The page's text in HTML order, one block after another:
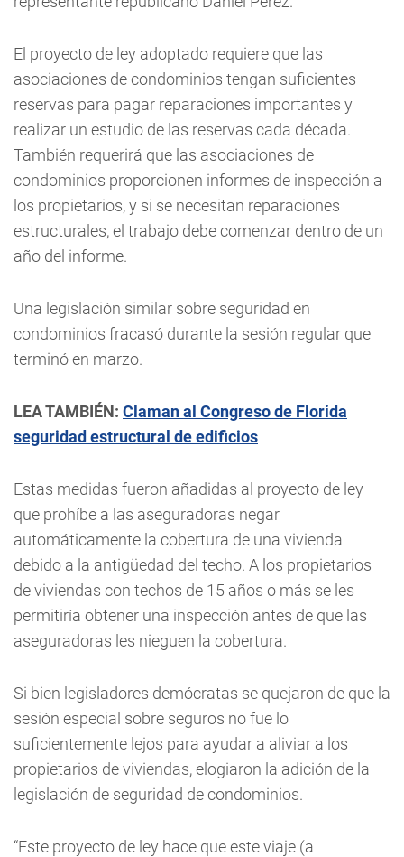
El proyecto de ley adoptado requiere que las
asociaciones de condominios tengan suficientes
reservas para pagar reparaciones importantes y
realizar un estudio de las reservas cada década.
También requerirá que las asociaciones de
condominios proporcionen informes de inspección a
los propietarios, y si se necesitan reparaciones
estructurales, el trabajo debe comenzar dentro de un
año del informe.
Una legislación similar sobre seguridad en
condominios fracasó durante la sesión regular que
terminó en marzo.
LEA TAMBIÉN: Claman al Congreso de Florida
seguridad estructural de edificios
Estas medidas fueron añadidas al proyecto de ley
que prohíbe a las aseguradoras negar
automáticamente la cobertura de una vivienda
debido a la antigüedad del techo. A los propietarios
de viviendas con techos de 15 años o más se les
permitiría obtener una inspección antes de que las
aseguradoras les nieguen la cobertura.
Si bien legisladores demócratas se quejaron de que la
sesión especial sobre seguros no fue lo
suficientemente lejos para ayudar a aliviar a los
propietarios de viviendas, elogiaron la adición de la
legislación de seguridad de condominios.
“Este proyecto de ley hace que este viaje (a